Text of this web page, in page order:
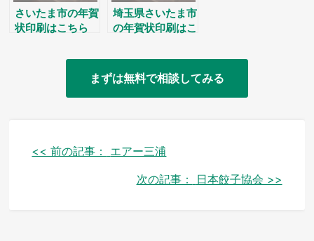
さいたま市の年賀
状印刷はこちら
埼玉県さいたま市
の年賀状印刷はこ
まずは無料で相談してみる
投
<< 前の記事：
エアー三浦
次の記事：
日本餃子協会 >>